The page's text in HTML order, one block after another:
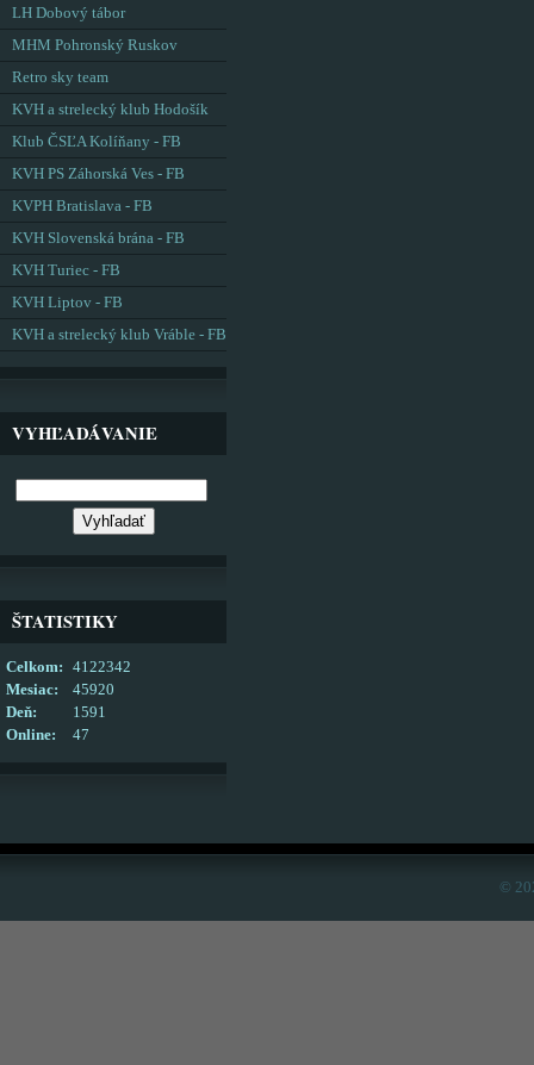
LH Dobový tábor
MHM Pohronský Ruskov
Retro sky team
KVH a strelecký klub Hodošík
Klub ČSĽA Kolíňany - FB
KVH PS Záhorská Ves - FB
KVPH Bratislava - FB
KVH Slovenská brána - FB
KVH Turiec - FB
KVH Liptov - FB
KVH a strelecký klub Vráble - FB
VYHĽADÁVANIE
ŠTATISTIKY
Online: 47
Celkom:
4122342
Mesiac:
45920
Deň:
1591
©